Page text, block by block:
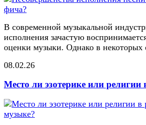
В современной музыкальной
исполнения зачастую
оценки музыки. Однако в некоторых
08.02.26
Место ли эзотерике или религии